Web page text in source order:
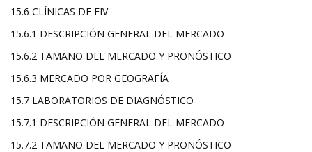
15.6 CLÍNICAS DE FIV
15.6.1 DESCRIPCIÓN GENERAL DEL MERCADO
15.6.2 TAMAÑO DEL MERCADO Y PRONÓSTICO
15.6.3 MERCADO POR GEOGRAFÍA
15.7 LABORATORIOS DE DIAGNÓSTICO
15.7.1 DESCRIPCIÓN GENERAL DEL MERCADO
15.7.2 TAMAÑO DEL MERCADO Y PRONÓSTICO